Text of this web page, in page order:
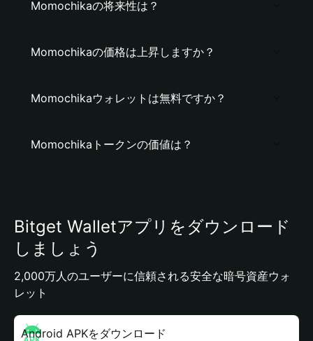
Momochikaの将来性は？
Momochikaの価格は上昇しますか？
Momochikaウォレットは無料ですか？
Momochikaトークンの価値は？
Bitget Walletアプリをダウンロード
しましょう
2,000万人のユーザーに信頼される安全な暗号資産ウォ
レット
Android APKをダウンロード